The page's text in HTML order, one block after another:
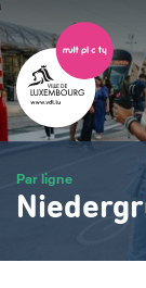
Passer
au
contenu
principal
Par ligne